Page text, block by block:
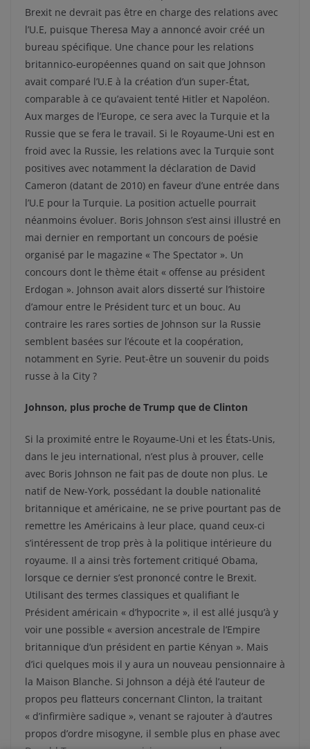
Brexit ne devrait pas être en charge des relations avec
l’U.E, puisque Theresa May a annoncé avoir créé un
bureau spécifique. Une chance pour les relations
britannico-européennes quand on sait que Johnson
avait comparé l’U.E à la création d’un super-État,
comparable à ce qu’avaient tenté Hitler et Napoléon.
Aux marges de l’Europe, ce sera avec la Turquie et la
Russie que se fera le travail. Si le Royaume-Uni est en
froid avec la Russie, les relations avec la Turquie sont
positives avec notamment la déclaration de David
Cameron (datant de 2010) en faveur d’une entrée dans
l’U.E pour la Turquie. La position actuelle pourrait
néanmoins évoluer. Boris Johnson s’est ainsi illustré en
mai dernier en remportant un concours de poésie
organisé par le magazine « The Spectator ». Un
concours dont le thème était « offense au président
Erdogan ». Johnson avait alors disserté sur l’histoire
d’amour entre le Président turc et un bouc. Au
contraire les rares sorties de Johnson sur la Russie
semblent basées sur l’écoute et la coopération,
notamment en Syrie. Peut-être un souvenir du poids
russe à la City ?
Johnson, plus proche de Trump que de Clinton
Si la proximité entre le Royaume-Uni et les États-Unis,
dans le jeu international, n’est plus à prouver, celle
avec Boris Johnson ne fait pas de doute non plus. Le
natif de New-York, possédant la double nationalité
britannique et américaine, ne se prive pourtant pas de
remettre les Américains à leur place, quand ceux-ci
s’intéressent de trop près à la politique intérieure du
royaume. Il a ainsi très fortement critiqué Obama,
lorsque ce dernier s’est prononcé contre le Brexit.
Utilisant des termes classiques et qualifiant le
Président américain « d’hypocrite », il est allé jusqu’à y
voir une possible « aversion ancestrale de l’Empire
britannique d’un président en partie Kényan ». Mais
d’ici quelques mois il y aura un nouveau pensionnaire à
la Maison Blanche. Si Johnson a déjà été l’auteur de
propos peu flatteurs concernant Clinton, la traitant
« d’infirmière sadique », venant se rajouter à d’autres
propos d’ordre misogyne, il semble plus en phase avec